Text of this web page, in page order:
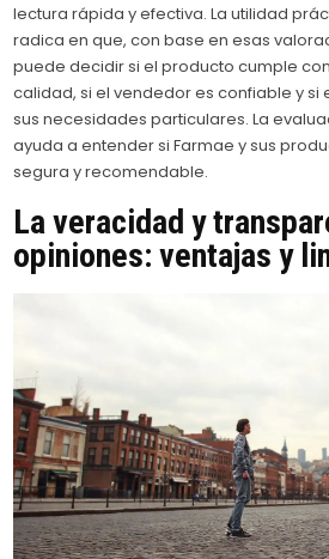
lectura rápida y efectiva. La utilidad
radica en que, con base en esas
puede decidir si el producto cumple
calidad, si el vendedor es confiable y si
sus necesidades particulares. La
ayuda a entender si Farmae y sus
segura y recomendable.
La veracidad y
opiniones: ventajas y